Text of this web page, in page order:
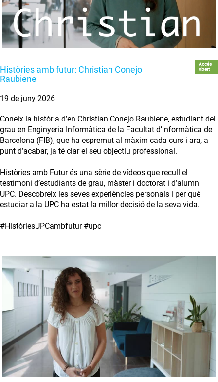
Històries amb futur: Christian Conejo
Raubiene
Accés
obert
19 de juny 2026
Coneix la història d’en Christian Conejo Raubiene, estudiant del
grau en Enginyeria Informàtica de la Facultat d’Informàtica de
Barcelona (FIB), que ha espremut al màxim cada curs i ara, a
punt d’acabar, ja té clar el seu objectiu professional.
Històries amb Futur és una sèrie de vídeos que recull el
testimoni d’estudiants de grau, màster i doctorat i d’alumni
UPC. Descobreix les seves experiències personals i per què
estudiar a la UPC ha estat la millor decisió de la seva vida.
#HistòriesUPCambfutur #upc